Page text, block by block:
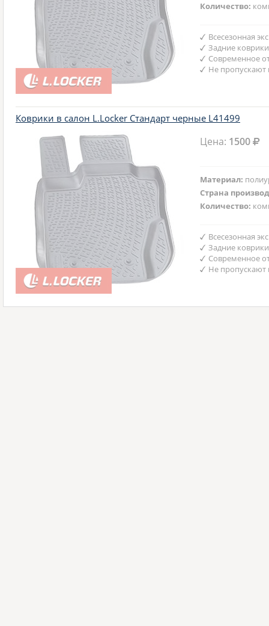
Количество:
Всесезонная
Задние
Современное
Не пропускают
Коврики в салон L.Locker Стандарт черные L41499
Цена: 1500
Материал:
Страна
Количество:
Всесезонная
Задние
Современное
Не пропускают